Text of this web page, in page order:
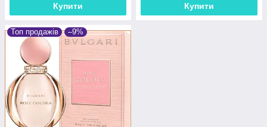
Купити Купити
Топ продажів –9%